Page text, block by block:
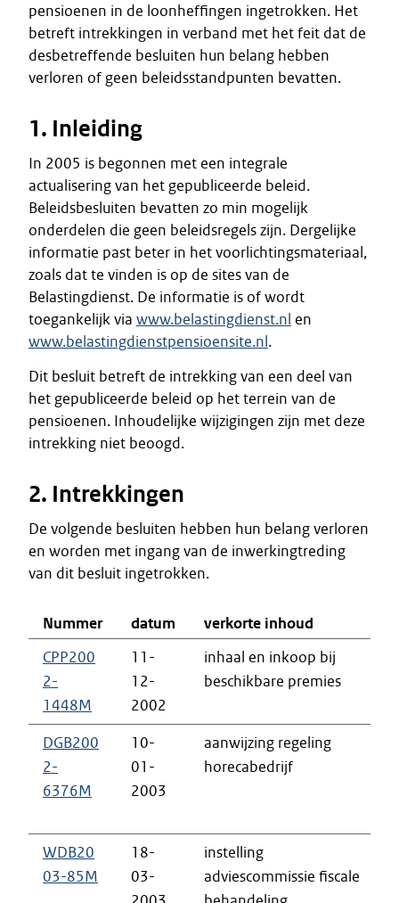
pensioenen in de loonheffingen ingetrokken. Het
betreft intrekkingen in verband met het feit dat de
desbetreffende besluiten hun belang hebben
verloren of geen beleidsstandpunten bevatten.
1. Inleiding
In 2005 is begonnen met een integrale
actualisering van het gepubliceerde beleid.
Beleidsbesluiten bevatten zo min mogelijk
onderdelen die geen beleidsregels zijn. Dergelijke
informatie past beter in het voorlichtingsmateriaal,
zoals dat te vinden is op de sites van de
Belastingdienst. De informatie is of wordt
toegankelijk via www.belastingdienst.nl en
www.belastingdienstpensioensite.nl .
Dit besluit betreft de intrekking van een deel van
het gepubliceerde beleid op het terrein van de
pensioenen. Inhoudelijke wijzigingen zijn met deze
intrekking niet beoogd.
2. Intrekkingen
De volgende besluiten hebben hun belang verloren
en worden met ingang van de inwerkingtreding
van dit besluit ingetrokken.
Nummer datum verkorte inhoud
CPP200
2-
1448M
11-
12-
2002
inhaal en inkoop bij
beschikbare premies
DGB200
2-
6376M
10-
01-
2003
aanwijzing regeling
horecabedrijf
WDB20
03-85M
18-
03-
instelling
adviescommissie fiscale